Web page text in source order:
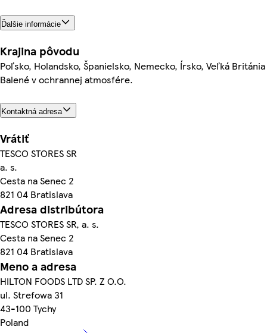
Ďalšie informácie
Krajina pôvodu
Poľsko, Holandsko, Španielsko, Nemecko, Írsko, Veľká Británia
Balené v ochrannej atmosfére.
Kontaktná adresa
Vrátiť
TESCO STORES SR
a. s.
Cesta na Senec 2
821 04 Bratislava
Adresa distribútora
TESCO STORES SR, a. s.
Cesta na Senec 2
821 04 Bratislava
Meno a adresa
HILTON FOODS LTD SP. Z O.O.
ul. Strefowa 31
43-100 Tychy
Poland